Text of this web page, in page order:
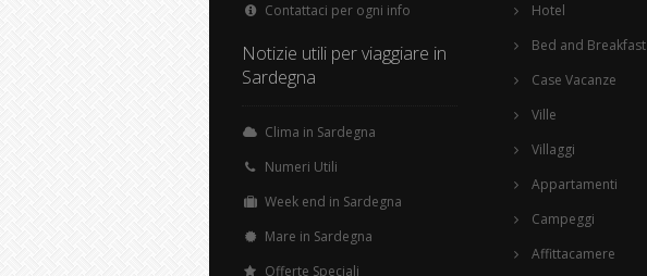
Contattaci per ogni info
Notizie utili per viaggiare in
Sardegna
Clima in Sardegna
Numeri Utili
Week end in Sardegna
Mare in Sardegna
Offerte Speciali
Hotel
Bed and Breakfast
Case Vacanze
Ville
Villaggi
Appartamenti
Campeggi
Affittacamere